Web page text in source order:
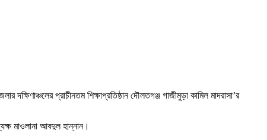
প্রাচীনতম শিক্ষাপ্রতিষ্ঠান দৌলতগঞ্জ গাজীমুড়া কামিল মাদরাসা’র
মাওলানা আবদুল হান্নান।